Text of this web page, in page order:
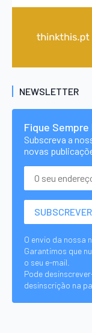
NEWSLETTER
Fique
Subscreva a
novas
O envio da nossa
Garantimos que
o seu e-mail.
Pode
desinscrição na